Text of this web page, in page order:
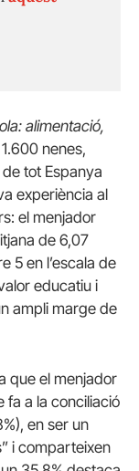
alimentació,
nenes,
de tot Espanya
experiència al
el menjador
de 6,07
5 en l’escala de
educatiu i
ampli marge de
que el menjador
fa a la conciliació
en ser un
i comparteixen